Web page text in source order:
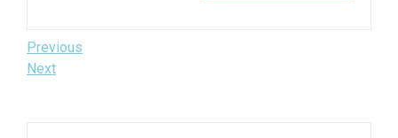
Bericht
navigatie
Previous
Post
Previous
Next
Next